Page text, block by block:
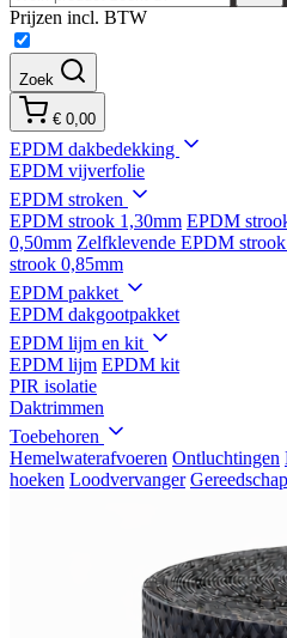
Prijzen incl. BTW
Zoek
€ 0,00
EPDM dakbedekking
EPDM vijverfolie
EPDM stroken
EPDM strook 1,30mm EPDM
0,50mm Zelfklevende EPDM
strook 0,85mm
EPDM pakket
EPDM dakgootpakket
EPDM lijm en kit
EPDM lijm EPDM kit
PIR isolatie
Daktrimmen
Toebehoren
Hemelwaterafvoeren Ontluchtingen
hoeken Loodvervanger